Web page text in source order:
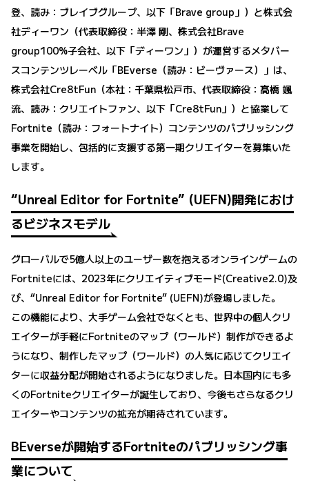
登、読み：ブレイブグループ、以下「Brave group」）と株式会
社ディーワン（代表取締役：半澤 剛、株式会社Brave
group100%子会社、以下「ディーワン」）が運営するメタバー
スコンテンツレーベル「BEverse（読み：ビーヴァース）」は、
株式会社Cre8tFun（本社：千葉県松戸市、代表取締役：髙橋 颯
流、読み：クリエイトファン、以下「Cre8tFun」）と協業して
Fortnite（読み：フォートナイト）コンテンツのパブリッシング
事業を開始し、包括的に支援する第一期クリエイターを募集いた
します。
“Unreal Editor for Fortnite” (UEFN)開発におけ
るビジネスモデル
グローバルで5億人以上のユーザー数を抱えるオンラインゲームの
Fortniteには、2023年にクリエイティブモード(Creative2.0)及
び、“Unreal Editor for Fortnite” (UEFN)が登場しました。
この機能により、大手ゲーム会社でなくとも、世界中の個人クリ
エイターが手軽にFortniteのマップ（ワールド）制作ができるよ
うになり、制作したマップ（ワールド）の人気に応じてクリエイ
ターに収益分配が開始されるようになりました。日本国内にも多
くのFortniteクリエイターが誕生しており、今後もさらなるクリ
エイターやコンテンツの拡充が期待されています。
BEverseが開始するFortniteのパブリッシング事
業について